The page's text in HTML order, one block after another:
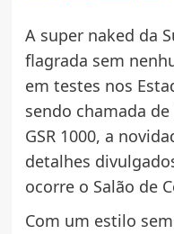
A super naked da
flagrada sem
em testes nos
sendo chamada de
GSR 1000, a
detalhes
ocorre o Salão de
Com um estilo